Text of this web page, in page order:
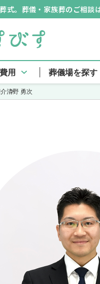
式。葬儀・家族葬のご相談
用 葬儀場を探す
清野 勇次